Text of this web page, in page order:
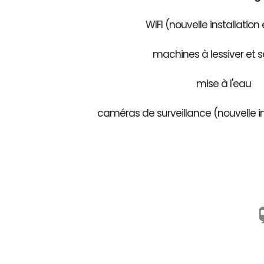
WIFI (nouvelle installation
machines à lessiver et
mise à l'eau
caméras de surveillance (nouvelle